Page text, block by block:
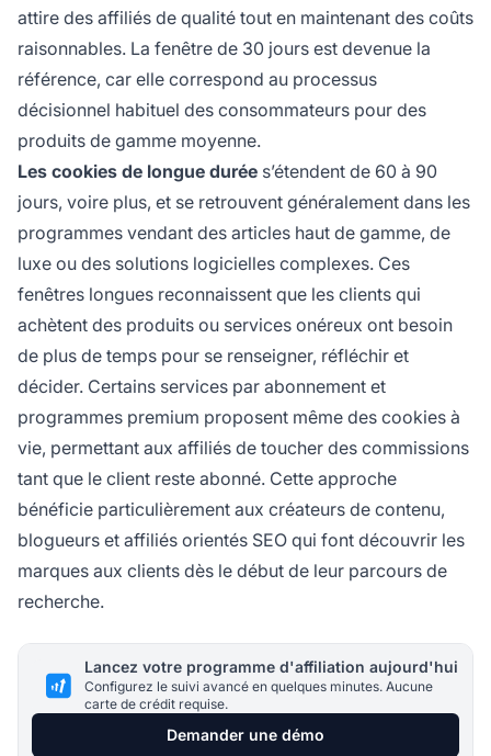
attire des affiliés de qualité tout en maintenant des coûts
raisonnables. La fenêtre de 30 jours est devenue la
référence, car elle correspond au processus
décisionnel habituel des consommateurs pour des
produits de gamme moyenne.
Les cookies de longue durée s’étendent de 60 à 90
jours, voire plus, et se retrouvent généralement dans les
programmes vendant des articles haut de gamme, de
luxe ou des solutions logicielles complexes. Ces
fenêtres longues reconnaissent que les clients qui
achètent des produits ou services onéreux ont besoin
de plus de temps pour se renseigner, réfléchir et
décider. Certains services par abonnement et
programmes premium proposent même des cookies à
vie, permettant aux affiliés de toucher des commissions
tant que le client reste abonné. Cette approche
bénéficie particulièrement aux créateurs de contenu,
blogueurs et affiliés orientés SEO qui font découvrir les
marques aux clients dès le début de leur parcours de
recherche.
Lancez votre programme d'affiliation aujourd'hui
Configurez le suivi avancé en quelques minutes. Aucune
carte de crédit requise.
Demander une démo